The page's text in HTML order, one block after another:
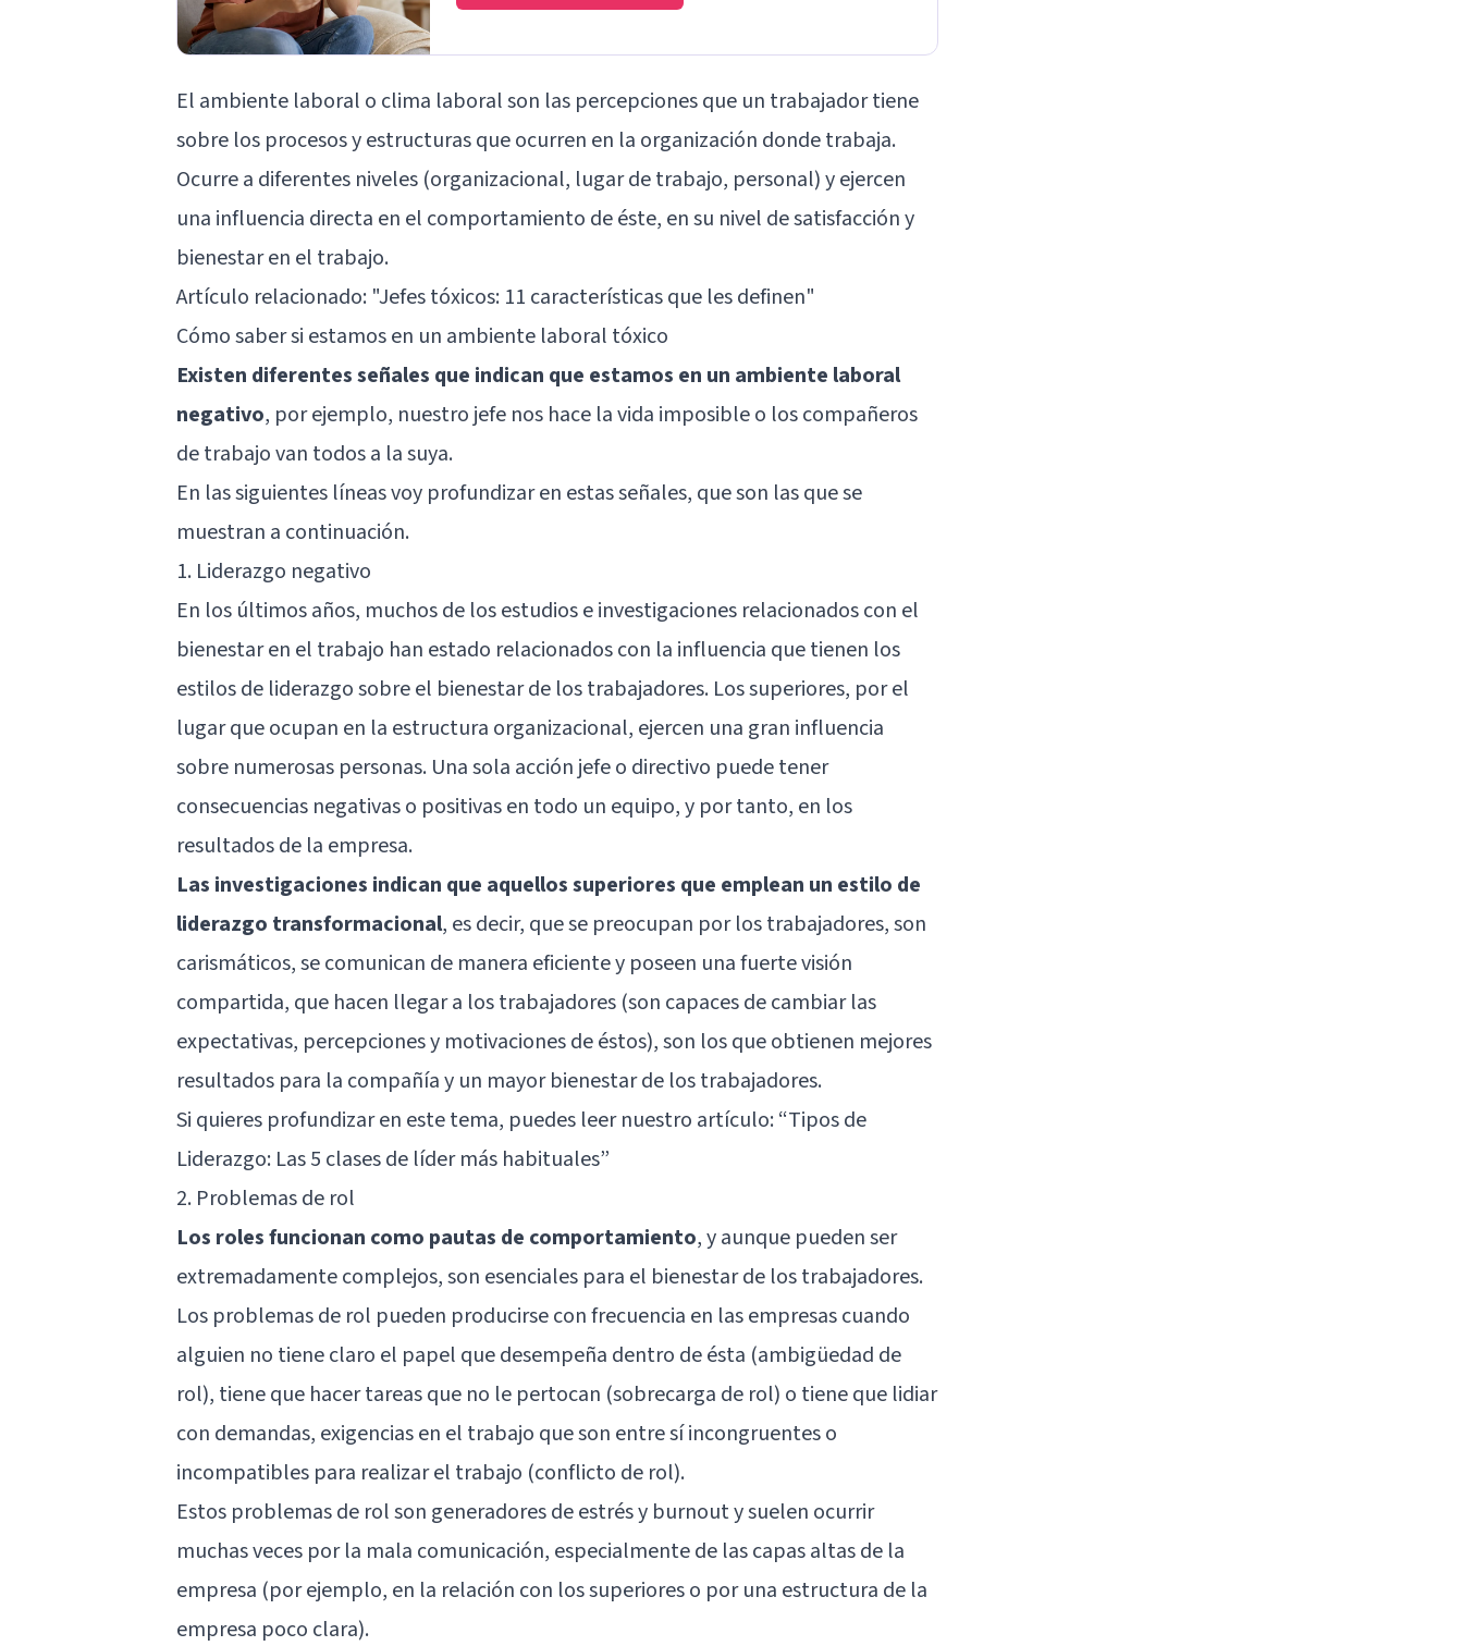
El ambiente laboral o clima laboral son las percepciones que un trabajador tiene
sobre los procesos y estructuras que ocurren en la organización donde trabaja.
Ocurre a diferentes niveles (organizacional, lugar de trabajo, personal) y ejercen
una influencia directa en el comportamiento de éste, en su nivel de satisfacción y
bienestar en el trabajo.
Artículo relacionado: "Jefes tóxicos: 11 características que les definen"
Cómo saber si estamos en un ambiente laboral tóxico
Existen diferentes señales que indican que estamos en un ambiente laboral
negativo, por ejemplo, nuestro jefe nos hace la vida imposible o los compañeros
de trabajo van todos a la suya.
En las siguientes líneas voy profundizar en estas señales, que son las que se
muestran a continuación.
1. Liderazgo negativo
En los últimos años, muchos de los estudios e investigaciones relacionados con el
bienestar en el trabajo han estado relacionados con la influencia que tienen los
estilos de liderazgo sobre el bienestar de los trabajadores. Los superiores, por el
lugar que ocupan en la estructura organizacional, ejercen una gran influencia
sobre numerosas personas. Una sola acción jefe o directivo puede tener
consecuencias negativas o positivas en todo un equipo, y por tanto, en los
resultados de la empresa.
Las investigaciones indican que aquellos superiores que emplean un estilo de
liderazgo transformacional, es decir, que se preocupan por los trabajadores, son
carismáticos, se comunican de manera eficiente y poseen una fuerte visión
compartida, que hacen llegar a los trabajadores (son capaces de cambiar las
expectativas, percepciones y motivaciones de éstos), son los que obtienen mejores
resultados para la compañía y un mayor bienestar de los trabajadores.
Si quieres profundizar en este tema, puedes leer nuestro artículo: “Tipos de
Liderazgo: Las 5 clases de líder más habituales”
2. Problemas de rol
Los roles funcionan como pautas de comportamiento, y aunque pueden ser
extremadamente complejos, son esenciales para el bienestar de los trabajadores.
Los problemas de rol pueden producirse con frecuencia en las empresas cuando
alguien no tiene claro el papel que desempeña dentro de ésta (ambigüedad de
rol), tiene que hacer tareas que no le pertocan (sobrecarga de rol) o tiene que lidiar
con demandas, exigencias en el trabajo que son entre sí incongruentes o
incompatibles para realizar el trabajo (conflicto de rol).
Estos problemas de rol son generadores de estrés y burnouty suelen ocurrir
muchas veces por la mala comunicación, especialmente de las capas altas de la
empresa (por ejemplo, en la relación con los superiores o por una estructura de la
empresa poco clara).